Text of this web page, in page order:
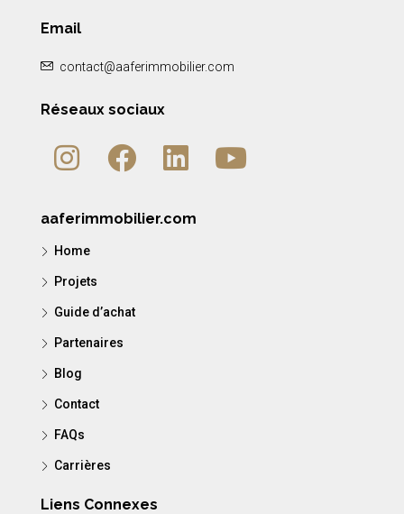
Email
contact@aaferimmobilier.com
Réseaux sociaux
aaferimmobilier.com
Home
Projets
Guide d’achat
Partenaires
Blog
Contact
FAQs
Carrières
Liens Connexes